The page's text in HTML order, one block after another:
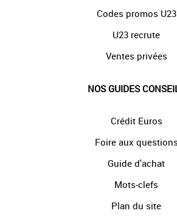
Codes promos U23
U23 recrute
Ventes privées
NOS GUIDES
Crédit Euros
Foire aux questions
Guide d'achat
Mots-clefs
Plan du site